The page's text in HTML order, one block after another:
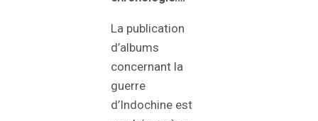
La publication
d’albums
concernant la
guerre
d’Indochine est